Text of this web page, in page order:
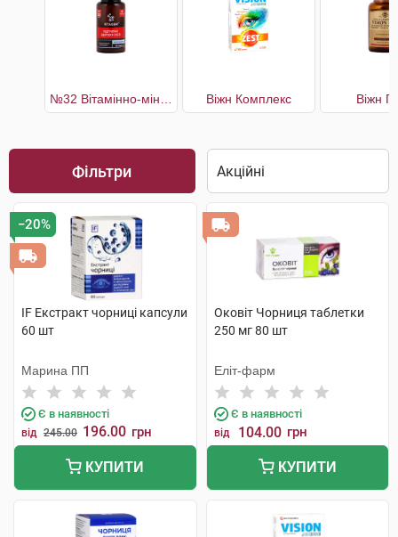
Віжн Комплекс Віжн
Фільтри
−20%
IF Екстракт чорниці капсули
60 шт
Марина ПП
Є в наявності
від 245.00 196.00 грн
КУПИТИ
Оковіт Чорниця таблетки
250 мг 80 шт
Еліт-фарм
Є в наявності
від 104.00 грн
КУПИТИ